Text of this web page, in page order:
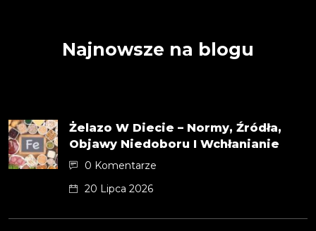
Najnowsze na blogu
Żelazo W Diecie – Normy, Źródła,
Objawy Niedoboru I Wchłanianie
0 Komentarze
20 Lipca 2026